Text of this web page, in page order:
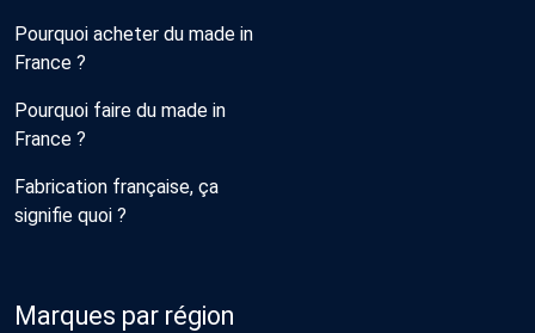
Pourquoi acheter du made in
France ?
Pourquoi faire du made in
France ?
Fabrication française, ça
signifie quoi ?
Marques par région